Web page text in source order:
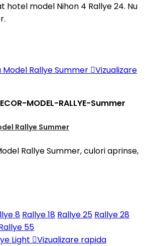
hotel model Nihon 4 Rallye 24. Nu
Vizualizare
MODEL-RALLYE-Summer
Rallye Summer
Rallye Summer, culori aprinse,
8 Rallye 18 Rallye 25 Rallye 28
55
Vizualizare rapida